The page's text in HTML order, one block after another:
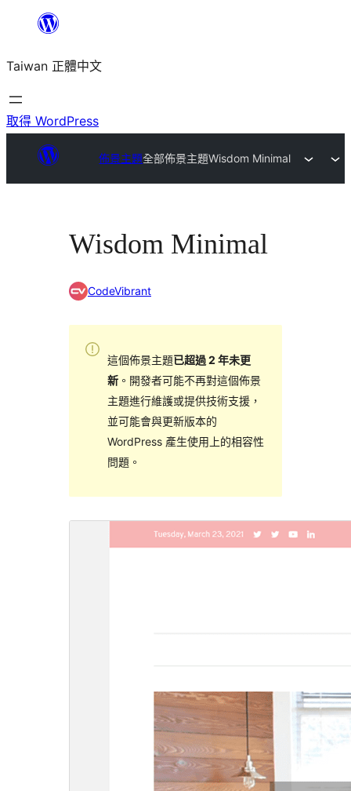
主
要
內
Taiwan 正體中文
取得 WordPress
佈景主題全部佈景主題Wisdom Minimal
Wisdom Minimal
CodeVibrant
這個佈景主題已超過 2 年未更
新。開發者可能不再對這個佈景
主題進行維護或提供技術支援，
並可能會與更新版本的
WordPress 產生使用上的相容性
問題。